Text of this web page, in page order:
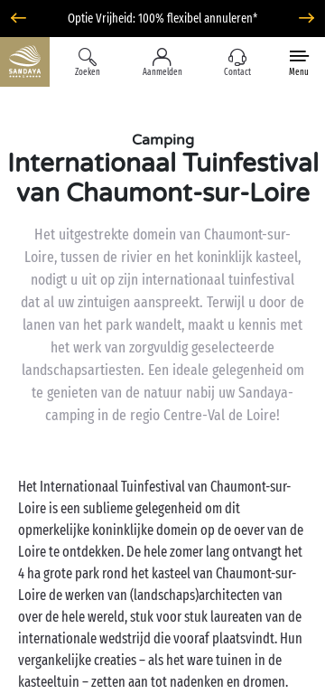
Optie Vrijheid: 100% flexibel annuleren*
Zoeken Aanmelden Contact Menu
Camping
Internationaal Tuinfestival
van Chaumont-sur-Loire
Het uitgestrekte domein van Chaumont-sur-
Loire, tussen de rivier en het koninklijk kasteel,
nodigt u uit op zijn internationaal tuinfestival
dat al uw zintuigen aanspreekt. Terwijl u door de
lanen van het park wandelt, maakt u kennis met
het werk van zorgvuldig geselecteerde
landschapsartiesten. Een ideale gelegenheid om
te genieten van de natuur nabij uw Sandaya-
camping in de regio Centre-Val de Loire!
Het Internationaal Tuinfestival van Chaumont-sur-
Loire is een sublieme gelegenheid om dit
opmerkelijke koninklijke domein op de oever van de
Loire te ontdekken. De hele zomer lang ontvangt het
4 ha grote park rond het kasteel van Chaumont-sur-
Loire de werken van (landschaps)architecten van
over de hele wereld, stuk voor stuk laureaten van de
internationale wedstrijd die vooraf plaatsvindt. Hun
vergankelijke creaties – als het ware tuinen in de
kasteeltuin – zetten aan tot nadenken en dromen.